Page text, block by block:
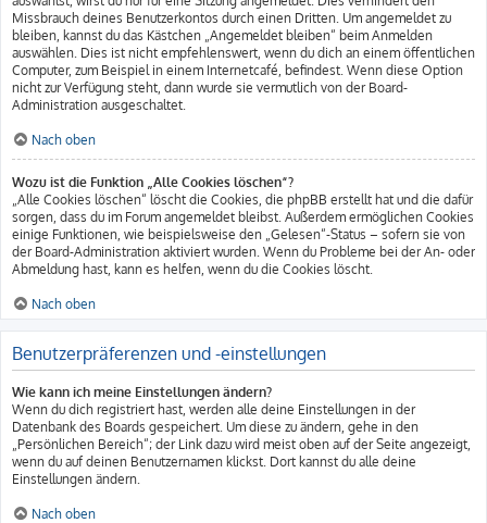
Missbrauch deines Benutzerkontos durch einen Dritten. Um angemeldet zu
bleiben, kannst du das Kästchen „Angemeldet bleiben“ beim Anmelden
auswählen. Dies ist nicht empfehlenswert, wenn du dich an einem öffentlichen
Computer, zum Beispiel in einem Internetcafé, befindest. Wenn diese Option
nicht zur Verfügung steht, dann wurde sie vermutlich von der Board-
Administration ausgeschaltet.
Nach oben
Wozu ist die Funktion „Alle Cookies löschen“?
„Alle Cookies löschen“ löscht die Cookies, die phpBB erstellt hat und die dafür
sorgen, dass du im Forum angemeldet bleibst. Außerdem ermöglichen Cookies
einige Funktionen, wie beispielsweise den „Gelesen“-Status – sofern sie von
der Board-Administration aktiviert wurden. Wenn du Probleme bei der An- oder
Abmeldung hast, kann es helfen, wenn du die Cookies löscht.
Nach oben
Benutzerpräferenzen und -einstellungen
Wie kann ich meine Einstellungen ändern?
Wenn du dich registriert hast, werden alle deine Einstellungen in der
Datenbank des Boards gespeichert. Um diese zu ändern, gehe in den
„Persönlichen Bereich“; der Link dazu wird meist oben auf der Seite angezeigt,
wenn du auf deinen Benutzernamen klickst. Dort kannst du alle deine
Einstellungen ändern.
Nach oben